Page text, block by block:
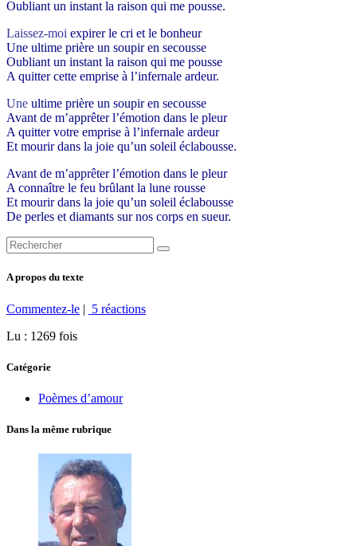
Oubliant un instant la raison qui me pousse.
Laissez-moi expirer le cri et le bonheur
Une ultime prière un soupir en secousse
Oubliant un instant la raison qui me pousse
A quitter cette emprise à l’infernale ardeur.
Une ultime prière un soupir en secousse
Avant de m’apprêter l’émotion dans le pleur
A quitter votre emprise à l’infernale ardeur
Et mourir dans la joie qu’un soleil éclabousse.
Avant de m’apprêter l’émotion dans le pleur
A connaître le feu brûlant la lune rousse
Et mourir dans la joie qu’un soleil éclabousse
De perles et diamants sur nos corps en sueur.
A propos du texte
Commentez-le | 5 réactions
Lu : 1269 fois
Catégorie
Poèmes d’amour
Dans la même rubrique